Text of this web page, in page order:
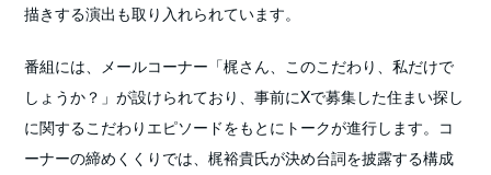
描きする演出も取り入れられています。
番組には、メールコーナー「梶さん、このこだわり、私だけで
しょうか？」が設けられており、事前にXで募集した住まい探し
に関するこだわりエピソードをもとにトークが進行します。コ
ーナーの締めくくりでは、梶裕貴氏が決め台詞を披露する構成